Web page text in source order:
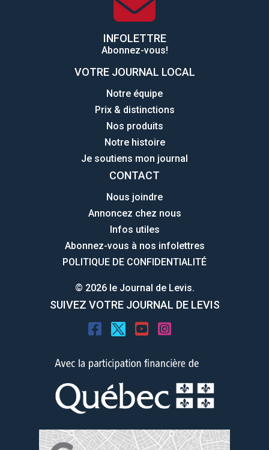
INFOLETTRE
Abonnez-vous!
VOTRE JOURNAL LOCAL
Notre équipe
Prix & distinctions
Nos produits
Notre histoire
Je soutiens mon journal
CONTACT
Nous joindre
Annoncez chez nous
Infos utiles
Abonnez-vous à nos infolettres
POLITIQUE DE CONFIDENTIALITÉ
© 2026 le Journal de Levis.
SUIVEZ VOTRE JOURNAL DE LEVIS